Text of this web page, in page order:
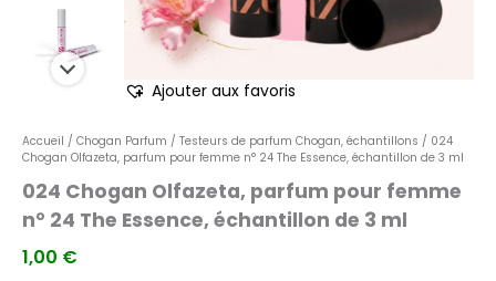
Ajouter aux favoris
Accueil / Chogan Parfum / Testeurs de parfum Chogan, échantillons / 024
Chogan Olfazeta, parfum pour femme n° 24 The Essence, échantillon de 3 ml
024 Chogan Olfazeta, parfum pour femme
n° 24 The Essence, échantillon de 3 ml
1,00 €